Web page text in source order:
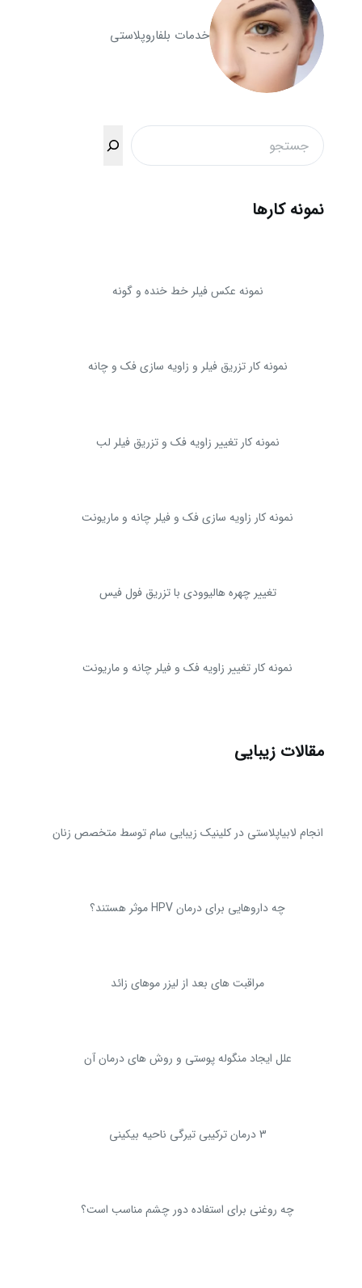
خدمات بلفاروپلاستی
جستجو
نمونه کارها
نمونه عکس فیلر خط خنده و گونه
نمونه کار تزریق فیلر و زاویه سازی فک و چانه
نمونه کار تغییر زاویه فک و تزریق فیلر لب
نمونه کار زاویه سازی فک و فیلر چانه و ماریونت
تغییر چهره هالیوودی با تزریق فول فیس
نمونه کار تغییر زاویه فک و فیلر چانه و ماریونت
مقالات زیبایی
انجام لابیاپلاستی در کلینیک زیبایی سام توسط متخصص زنان
چه داروهایی برای درمان HPV موثر هستند؟
مراقبت های بعد از لیزر موهای زائد
علل ایجاد منگوله پوستی و روش های درمان آن
3 درمان ترکیبی تیرگی ناحیه بیکینی
چه روغنی برای استفاده دور چشم مناسب است؟